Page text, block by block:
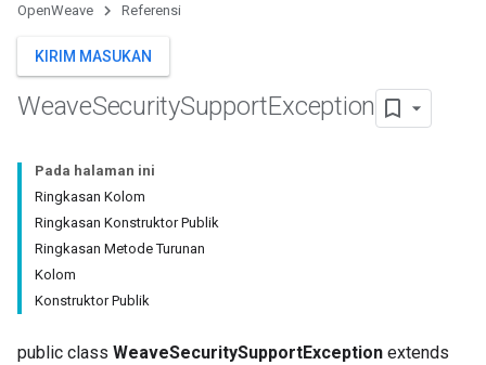
OpenWeave Referensi
KIRIM MASUKAN
WeaveSecuritySupportException
Pada halaman ini
Ringkasan Kolom
Ringkasan Konstruktor Publik
Ringkasan Metode Turunan
Kolom
Konstruktor Publik
public class WeaveSecuritySupportException extends